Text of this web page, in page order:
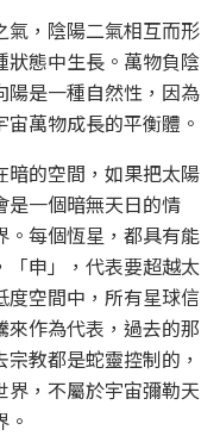
氣，陰陽二氣相互而形
態中生長。萬物負陰
陽是一種自然性，因為
萬物成長的平衡體。
暗的空間，如果把太陽
是一個暗無天日的情
。每個恆星，都具有能
申」，代表要超越太
空間中，所有星球信
作為代表，過去的那
教都是蛇靈控制的，
，不屬於宇宙彌勒天